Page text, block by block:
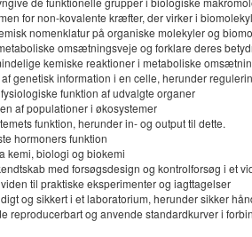
for non-kovalente kræfter, der virker i
nomenklatur på organiske molekyler og
omsætningsveje og forklare deres
kemiske reaktioner i metaboliske
genetisk information i en celle, herunder
funktion af udvalgte organer
af populationer i økosystemer
funktion, herunder in- og output til dette.
hormoners funktion
kemi, biologi og biokemi
med forsøgsdesign og kontrolforsøg i et
til praktiske eksperimenter og iagttagelser
og sikkert i et laboratorium, herunder sikker
reproducerbart og anvende standardkurver i